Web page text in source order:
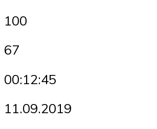
100
67
00:12:45
11.09.2019